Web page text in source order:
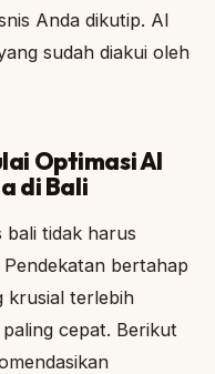
Anda dikutip. AI
sudah diakui oleh
Optimasi AI
di Bali
bali tidak harus
bertahap
krusial terlebih
cepat. Berikut